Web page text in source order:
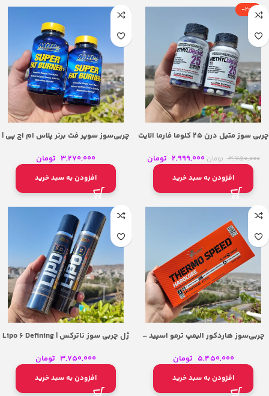
-20%
چربی سوز متیل درن 25 کلوما فارما الایت
3,750,000 تومان 2,999,000 تومان
افزودن به سبد خرید
چربی‌سوز سوپر فت برنر پلاس ام اچ پی |
3,270,000 تومان
افزودن به سبد خرید
چربی‌سوز هاردکور الیمپ ترمو اسپید –
5,450,000 تومان
افزودن به سبد خرید
ژل چربی سوز ناترکس | Lipo 6 Defining
3,750,000 تومان
افزودن به سبد خرید